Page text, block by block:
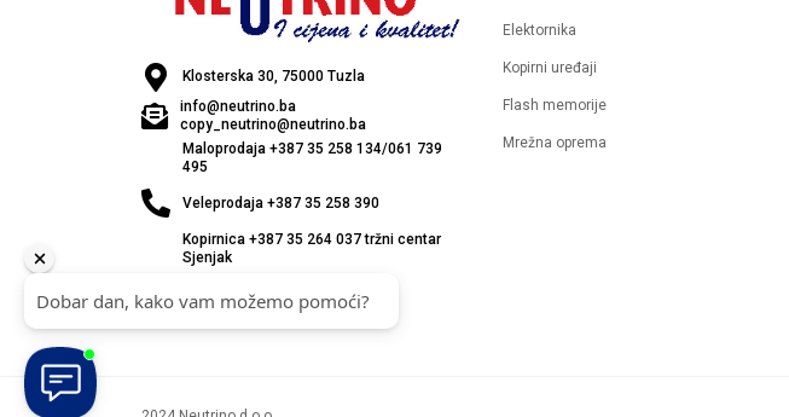
Klosterska 30, 75000 Tuzla
info@neutrino.ba
copy_neutrino@neutrino.ba
Maloprodaja +387 35 258 134/061 739
495
Veleprodaja +387 35 258 390
Kopirnica +387 35 264 037 tržni centar
Sjenjak
Elektornika
Kopirni uređaji
Flash memorije
Mrežna oprema